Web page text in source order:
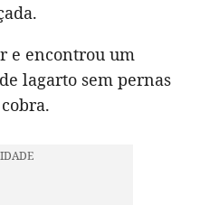
e encontrou um
lagarto sem pernas